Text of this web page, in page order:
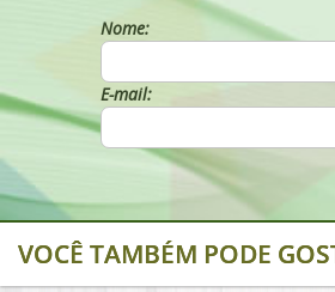
Nome:
E-mail:
VOCÊ TAMBÉM PODE